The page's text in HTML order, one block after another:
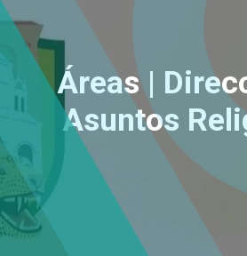
Áreas |
Asuntos